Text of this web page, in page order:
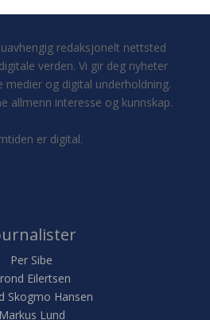
redaksjonelt nettsted
verden. Vi gir deg nyheter
medier og digital underholdning.
allmenn interesse og kunnskap.
er digital.
Per Sibe
Eilertsen
Skogmo Hansen
Markus Lund